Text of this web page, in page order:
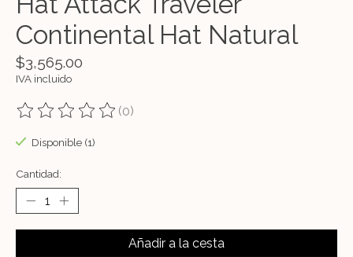
Continental Hat Natural
$3,565.00
IVA incluido
The rating of this product is
(0)
Disponible (1)
Cantidad:
Añadir a la cesta